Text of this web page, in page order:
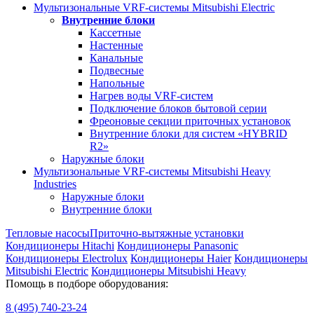
Мультизональные VRF-системы Mitsubishi Electric
Внутренние блоки
Кассетные
Настенные
Канальные
Подвесные
Напольные
Нагрев воды VRF-систем
Подключение блоков бытовой серии
Фреоновые секции приточных установок
Внутренние блоки для систем «HYBRID
R2»
Наружные блоки
Мультизональные VRF-системы Mitsubishi Heavy
Industries
Наружные блоки
Внутренние блоки
Тепловые насосыПриточно-вытяжные установки
Кондиционеры Hitachi Кондиционеры Panasonic
Кондиционеры Electrolux Кондиционеры Haier Кондиционеры
Mitsubishi Electric Кондиционеры Mitsubishi Heavy
Помощь в подборе оборудования:
8 (495) 740-23-24